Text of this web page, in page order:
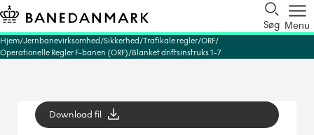
Søg Menu
Hjem Jernbanevirksomhed Sikkerhed Trafikale regler ORF
Operationelle Regler F-banen (ORF) Blanket driftsinstruks 1-7
Download fil